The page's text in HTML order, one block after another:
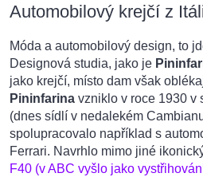
Automobilový krejčí z
Móda a automobilový design, to
Designová studia, jako je
jako krejčí, místo dam však
Pininfarina vzniklo v roce 1930 v
(dnes sídlí v nedalekém
spolupracovalo například s
Ferrari. Navrhlo mimo jiné
F40 (v ABC vyšlo jako